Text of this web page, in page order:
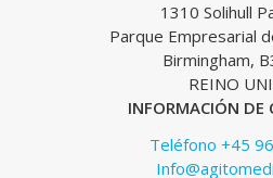
1310 Solihull
Parque Empresarial
Birmingham,
REINO
INFORMACIÓN DE
Teléfono +45